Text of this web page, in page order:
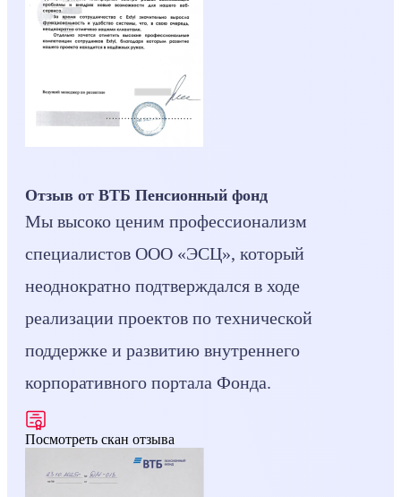
Отзыв от ВТБ Пенсионный фонд
Мы высоко ценим профессионализм
специалистов ООО «ЭСЦ», который
неоднократно подтверждался в ходе
реализации проектов по технической
поддержке и развитию внутреннего
корпоративного портала Фонда.
Посмотреть скан отзыва